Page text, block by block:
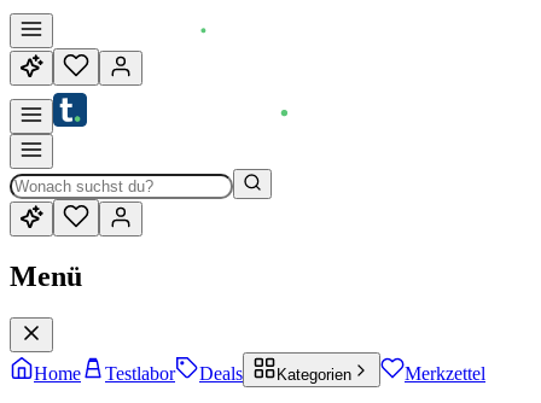
Menü
Home Testlabor Deals Kategorien Merkzettel